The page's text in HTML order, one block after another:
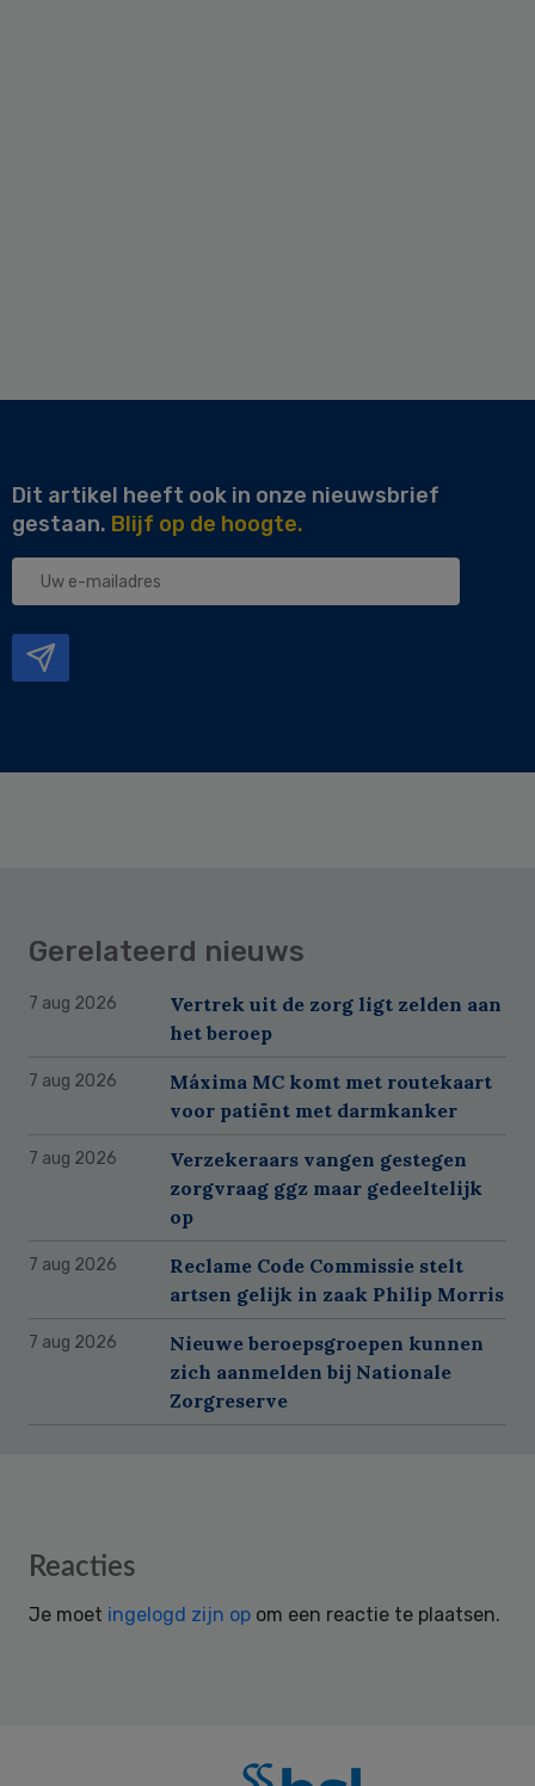
Dit artikel heeft ook in onze nieuwsbrief
gestaan. Blijf op de hoogte.
Uw
Gerelateerd nieuws
7 aug 2026
Vertrek uit de zorg ligt zelden aan
het beroep
7 aug 2026
Máxima MC komt met routekaart
voor patiënt met darmkanker
7 aug 2026
Verzekeraars vangen gestegen
zorgvraag ggz maar gedeeltelijk
op
7 aug 2026
Reclame Code Commissie stelt
artsen gelijk in zaak Philip Morris
7 aug 2026
Nieuwe beroepsgroepen kunnen
zich aanmelden bij Nationale
Zorgreserve
Reader
Reacties
Je moet ingelogd zijn op om een reactie te plaatsen.